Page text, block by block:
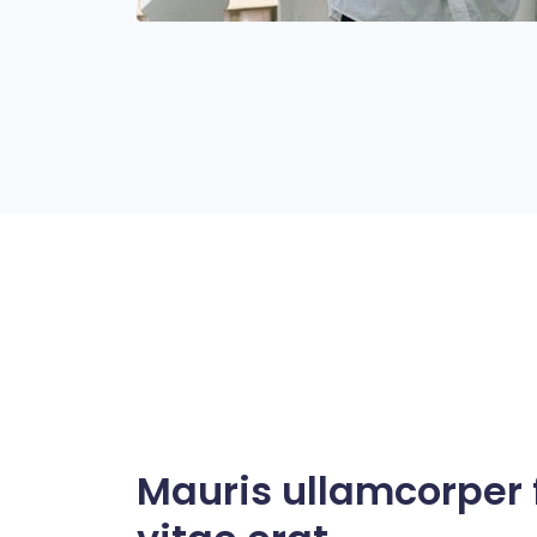
Mauris ullamcorper